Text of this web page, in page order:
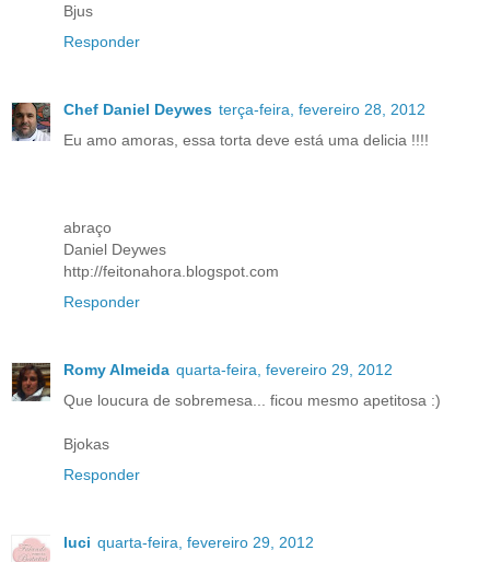
Bjus
Responder
Chef Daniel Deywes terça-feira, fevereiro 28, 2012
Eu amo amoras, essa torta deve está uma delicia !!!!
abraço
Daniel Deywes
http://feitonahora.blogspot.com
Responder
Romy Almeida quarta-feira, fevereiro 29, 2012
Que loucura de sobremesa... ficou mesmo apetitosa :)
Bjokas
Responder
luci quarta-feira, fevereiro 29, 2012